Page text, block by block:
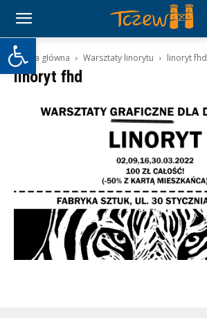
Otwórz pasek narzędzi
Strona główna Warsztaty linorytu linoryt fhd
linoryt fhd